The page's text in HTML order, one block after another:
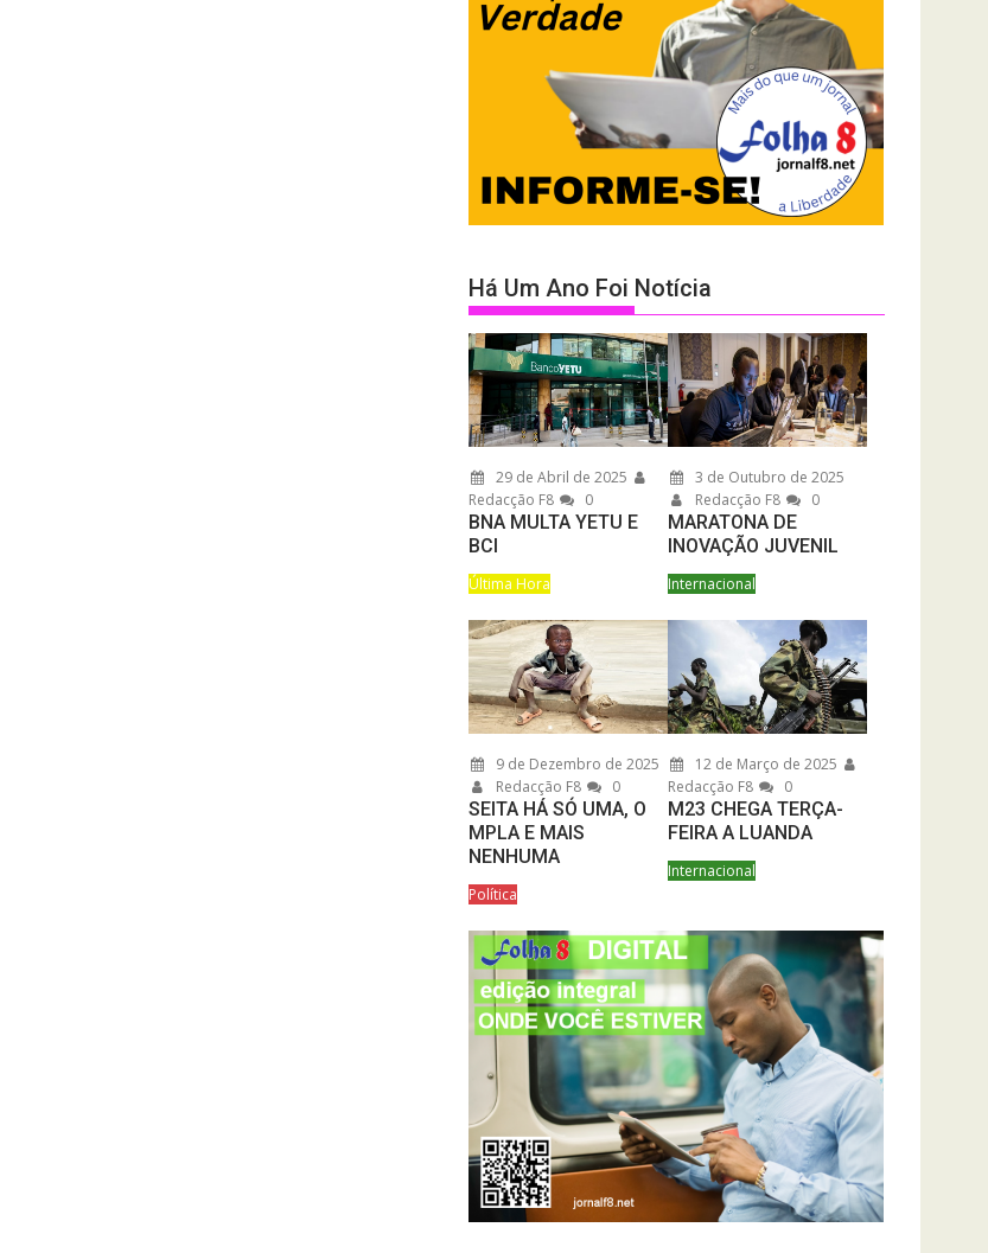
Há Um Ano Foi Notícia
29 de Abril de 2025
Redacção F8
0
BNA MULTA YETU E
BCI
Última Hora
3 de Outubro de 2025
Redacção F8
0
MARATONA DE
INOVAÇÃO JUVENIL
Internacional
9 de Dezembro de 2025
Redacção F8
0
SEITA HÁ SÓ UMA, O
MPLA E MAIS
NENHUMA
Política
12 de Março de 2025
Redacção F8
0
M23 CHEGA TERÇA-
FEIRA A LUANDA
Internacional